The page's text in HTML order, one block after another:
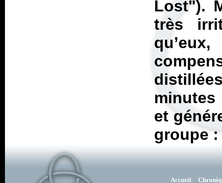
Lost").
très
et
groupe
Accueil